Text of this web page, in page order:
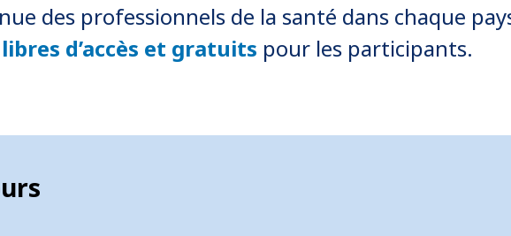
des professionnels de la santé dans chaque
d’accès et gratuits pour les participants.